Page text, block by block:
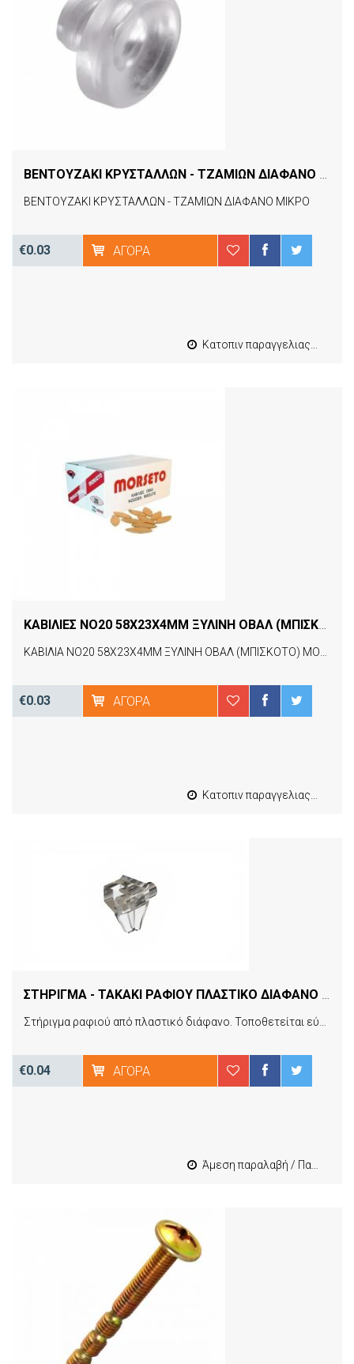
ΒΕΝΤΟΥΖΑΚΙ ΚΡΥΣΤΑΛΛΩΝ - ΤΖΑΜΙΩΝ ΔΙΑΦΑΝΟ ΜΙΚΡΟ
€0.03 ΑΓΟΡΆ
Κατοπιν παραγγελιας από 4 έως 10 εργασιμες
€0.03 ΑΓΟΡΆ
Κατοπιν παραγγελιας από 4 έως 10 εργασιμες
€0.04 ΑΓΟΡΆ
Άμεση παραλαβή / Παράδοση 1-3 εργασιμες